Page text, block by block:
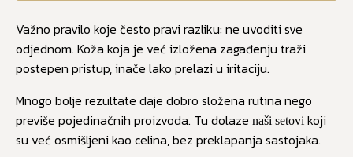
Važno pravilo koje često pravi razliku: ne uvoditi sve
odjednom. Koža koja je već izložena zagađenju traži
postepen pristup, inače lako prelazi u iritaciju.
Mnogo bolje rezultate daje dobro složena rutina nego
previše pojedinačnih proizvoda. Tu dolaze naši setovi koji
su već osmišljeni kao celina, bez preklapanja sastojaka.